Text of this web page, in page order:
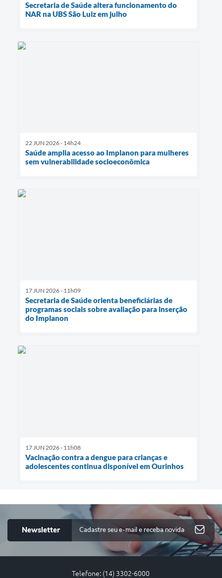
Secretaria de Saúde altera funcionamento do
NAR na UBS São Luiz em julho
22 JUN 2026 - 14h24
Saúde amplia acesso ao Implanon para mulheres
sem vulnerabilidade socioeconômica
17 JUN 2026 - 11h09
Secretaria de Saúde orienta beneficiárias de
programas sociais sobre avaliação para inserção
do Implanon
17 JUN 2026 - 11h08
Vacinação contra a dengue para crianças e
adolescentes continua disponível em Ourinhos
Newsletter
Telefone: (14) 3302-6000